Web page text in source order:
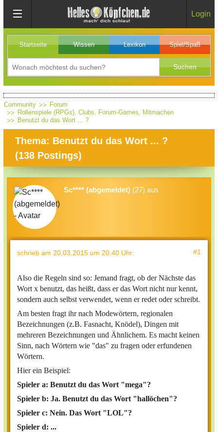
Login
Startseite Wissen Lexikon Spiel/Spaß
Community
Forum
Rollenspiele (RPGs), Clubs, Forum-Games, Mitmachen
Benutzt du das Wort ... ?
Thema: Benutzt du das Wort ... ?
(138 Postings)
Sc**** (abgemeldet) (27) aus
schrieb am 20.03.2015 um 20:40 Uhr: #1
Also die Regeln sind so: Jemand fragt, ob der Nächste das
Wort x benutzt, das heißt, dass er das Wort nicht nur kennt,
sondern auch selbst verwendet, wenn er redet oder schreibt.
Am besten fragt ihr nach Modewörtern, regionalen
Bezeichnungen (z.B. Fasnacht, Knödel), Dingen mit
mehreren Bezeichnungen und Ähnlichem. Es macht keinen
Sinn, nach Wörtern wie "das" zu fragen oder erfundenen
Wörtern.
Hier ein Beispiel:
Spieler a: Benutzt du das Wort "mega"?
Spieler b: Ja. Benutzt du das Wort "hallöchen"?
Spieler c: Nein. Das Wort "LOL"?
Spieler d: ...